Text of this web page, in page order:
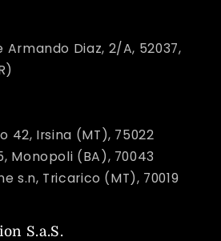
Diaz, 2/A, 52037,
42, Irsina (MT), 75022
Monopoli (BA), 70043
s.n, Tricarico (MT), 70019
S.a.S.